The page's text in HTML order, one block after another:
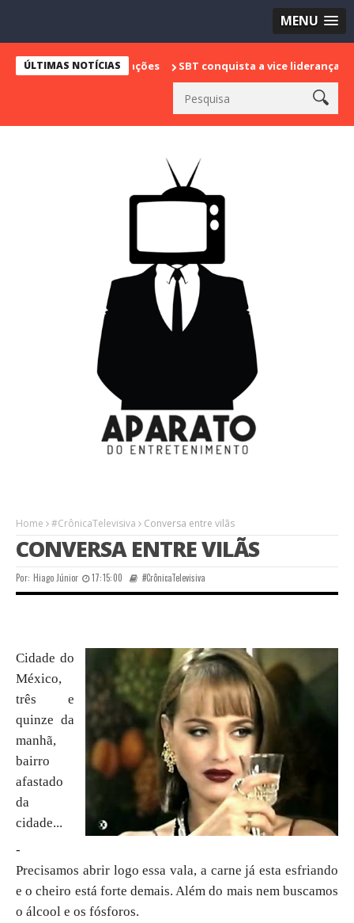
MENU
ÚLTIMAS NOTÍCIAS SBT conquista a vice liderança com
Home #CrônicaTelevisiva Conversa entre vilãs
CONVERSA ENTRE VILÃS
Por: Hiago Júnior 17:15:00 #CrônicaTelevisiva
Cidade do
México,
três e
quinze da
manhã,
bairro
afastado
da
cidade...
-
Precisamos abrir logo essa vala, a carne já esta esfriando
e o cheiro está forte demais. Além do mais nem buscamos
o álcool e os fósforos.